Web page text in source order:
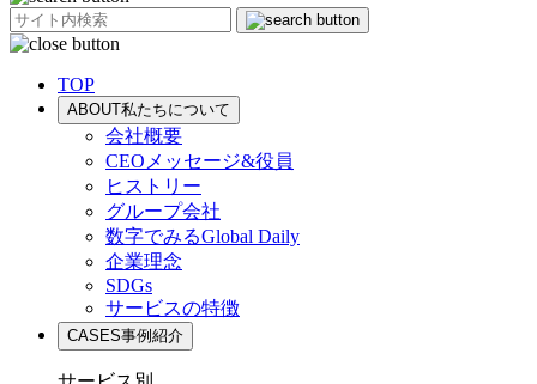
TOP
ABOUT私たちについて
会社概要
CEOメッセージ&役員
ヒストリー
グループ会社
数字でみるGlobal Daily
企業理念
SDGs
サービスの特徴
CASES事例紹介